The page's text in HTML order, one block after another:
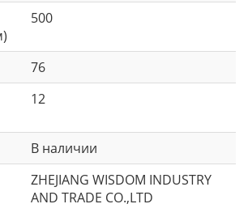
500
76
12
В наличии
ZHEJIANG WISDOM INDUSTRY
AND TRADE CO.,LTD